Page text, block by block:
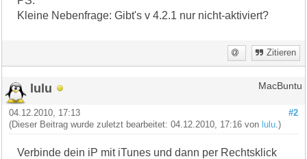
Kleine Nebenfrage: Gibt's v 4.2.1 nur nicht-aktiviert?
Zitieren
lulu MacBuntu
#2
04.12.2010, 17:13
(Dieser Beitrag wurde zuletzt bearbeitet: 04.12.2010, 17:16 von lulu .)
Verbinde dein iP mit iTunes und dann per Rechtsklick